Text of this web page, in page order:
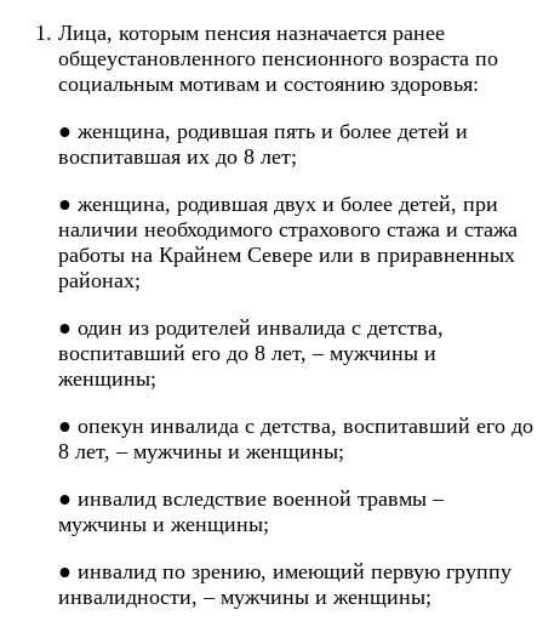
Лица, которым пенсия назначается ранее
общеустановленного пенсионного возраста по
социальным мотивам и состоянию здоровья:
● женщина, родившая пять и более детей и
воспитавшая их до 8 лет;
● женщина, родившая двух и более детей, при
наличии необходимого страхового стажа и стажа
работы на Крайнем Севере или в приравненных
районах;
● один из родителей инвалида с детства,
воспитавший его до 8 лет, – мужчины и
женщины;
● опекун инвалида с детства, воспитавший его до
8 лет, – мужчины и женщины;
● инвалид вследствие военной травмы –
мужчины и женщины;
● инвалид по зрению, имеющий первую группу
инвалидности, – мужчины и женщины;